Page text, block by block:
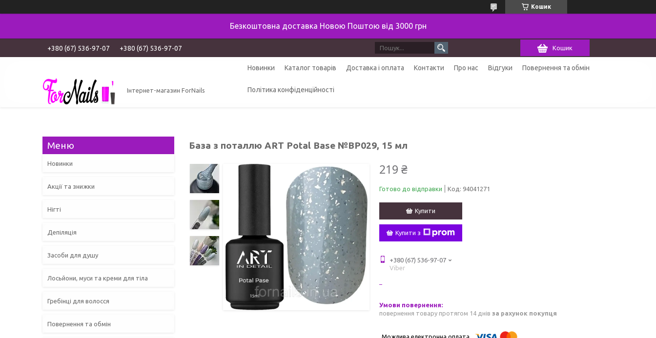
Кошик
Безкоштовна доставка Новою Поштою від 3000 грн
+380 (67) 536-97-07 +380 (67) 536-97-07 Кошик
Інтернет-магазин ForNails
Новинки Каталог товарів Доставка і оплата Контакти Про нас Відгуки Повернення та обмін
Політика конфіденційності
База з поталлю ART Potal Base №BP029, 15 мл
219 ₴
Готово до відправки Код: 94041271
Купити
Купити з
+380 (67) 536-97-07
Viber
повернення товару протягом 14 днів за рахунок покупця
Новинки
Акції та знижки
Нігті
Депіляція
Засоби для душу
Лосьйони, муси та креми для тіла
Гребінці для волосся
Повернення та обмін